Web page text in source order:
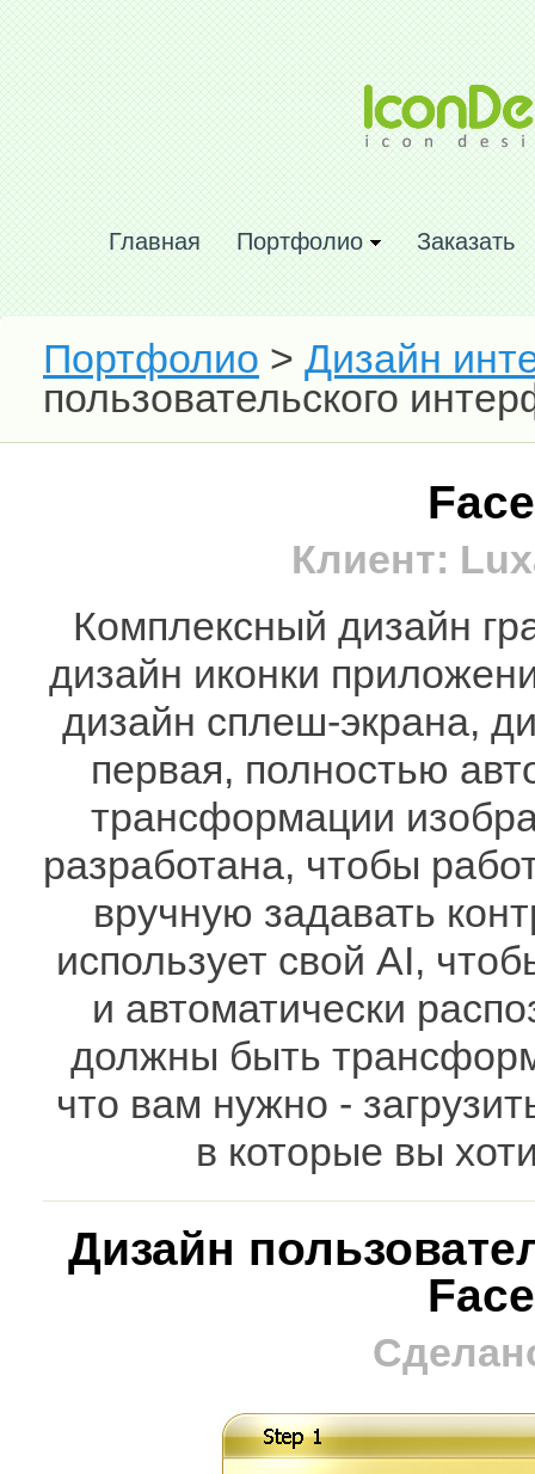
Главная Портфолио Заказать
Портфолио > Дизайн
пользовательского
Клиент:
Комплексный дизайн
дизайн иконки
дизайн сплеш-экрана,
первая, полностью
трансформации
разработана, чтобы
вручную задавать
использует свой AI,
и автоматически
должны быть
что вам нужно -
в которые вы
Дизайн